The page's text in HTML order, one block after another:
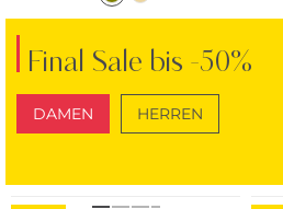
Final Sale bis -50%
DAMEN HERREN